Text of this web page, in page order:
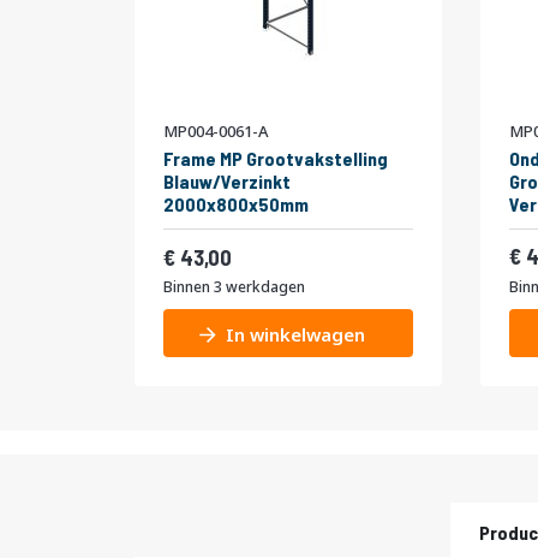
MP004-0061-A
Frame MP Grootvakstelling
Blauw/Verzinkt
2000x800x50mm
Vanaf
43,00
Binnen 3 werkdagen
In winkelwagen